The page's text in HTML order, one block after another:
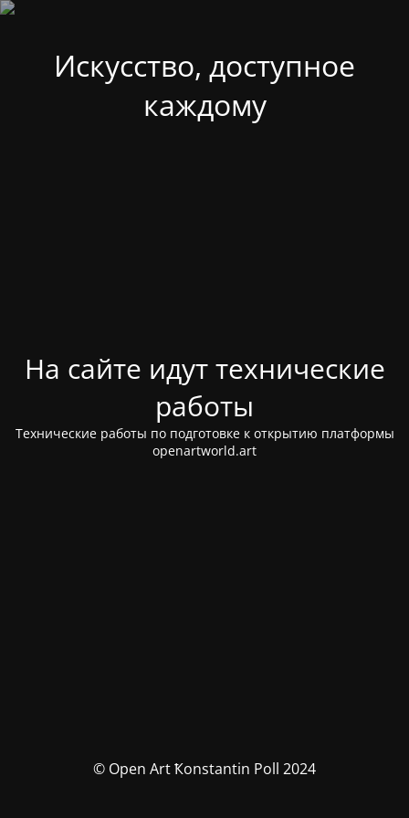
Искусство, доступное
каждому
На сайте идут технические
работы
Технические работы по подготовке к открытию платформы
openartworld.art
© Open Art Ҟonstantin Poll 2024